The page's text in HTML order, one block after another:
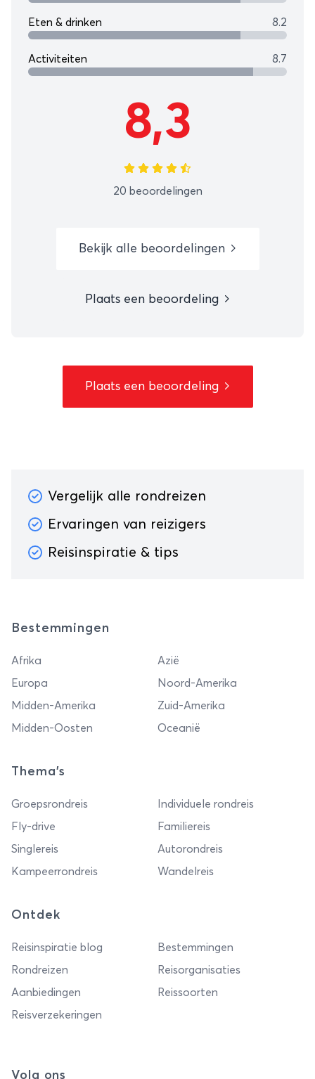
Eten & drinken 8.2
Activiteiten 8.7
8,3
20 beoordelingen
Bekijk alle beoordelingen
Plaats een beoordeling
Plaats een beoordeling
Vergelijk alle rondreizen
Ervaringen van reizigers
Reisinspiratie & tips
Bestemmingen
Afrika
Azië
Europa
Noord-Amerika
Midden-Amerika
Zuid-Amerika
Midden-Oosten
Oceanië
Thema's
Groepsrondreis
Individuele rondreis
Fly-drive
Familiereis
Singlereis
Autorondreis
Kampeerrondreis
Wandelreis
Ontdek
Reisinspiratie blog
Bestemmingen
Rondreizen
Reisorganisaties
Aanbiedingen
Reissoorten
Reisverzekeringen
Volg ons